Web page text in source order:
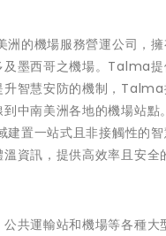
的機場服務營運公司，
及墨西哥之機場。Talma
升智慧安防的機制，
中南美洲各地的機場站
置一站式且非接觸性的
資訊，提供高效率且安全
公共運輸站和機場等各種